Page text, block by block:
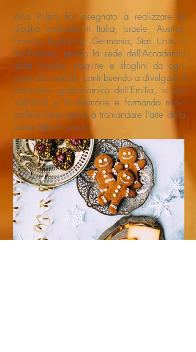
Rina Poletti ha insegnato a realizzare la
sfoglia emiliana in Italia, Israele, Austria,
Francia, Inghilterra, Germania, Stati Uniti, e
ha formato, presso la sede dell’Accademia
della Sfoglia, sfogline e sfoglini da ogni
parte del mondo, contribuendo a divulgare il
patrimonio gastronomico dell’Emilia, le sue
tradizioni e le memorie e formando nuovi
professionisti pronti a tramandare l’arte della
pasta fatta in casa.